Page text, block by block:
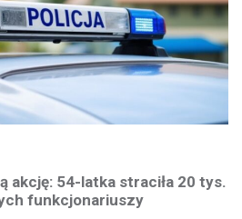
akcję: 54-latka straciła 20 tys.
funkcjonariuszy